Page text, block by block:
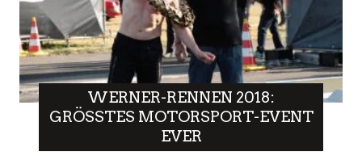
WERNER-RENNEN 2018:
GRÖSSTES MOTORSPORT-EVENT E
VER